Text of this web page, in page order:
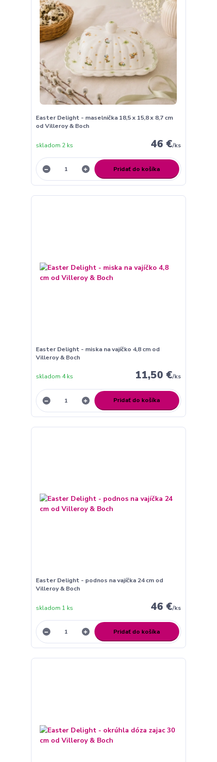
Easter Delight - maselnička 18,5 x 15,8 x 8,7 cm
od Villeroy & Boch
46 €/ks
skladom 2 ks
Pridať do košíka
Easter Delight - miska na vajíčko 4,8 cm od
Villeroy & Boch
11,50 €/ks
skladom 4 ks
Pridať do košíka
Easter Delight - podnos na vajíčka 24 cm od
Villeroy & Boch
46 €/ks
skladom 1 ks
Pridať do košíka